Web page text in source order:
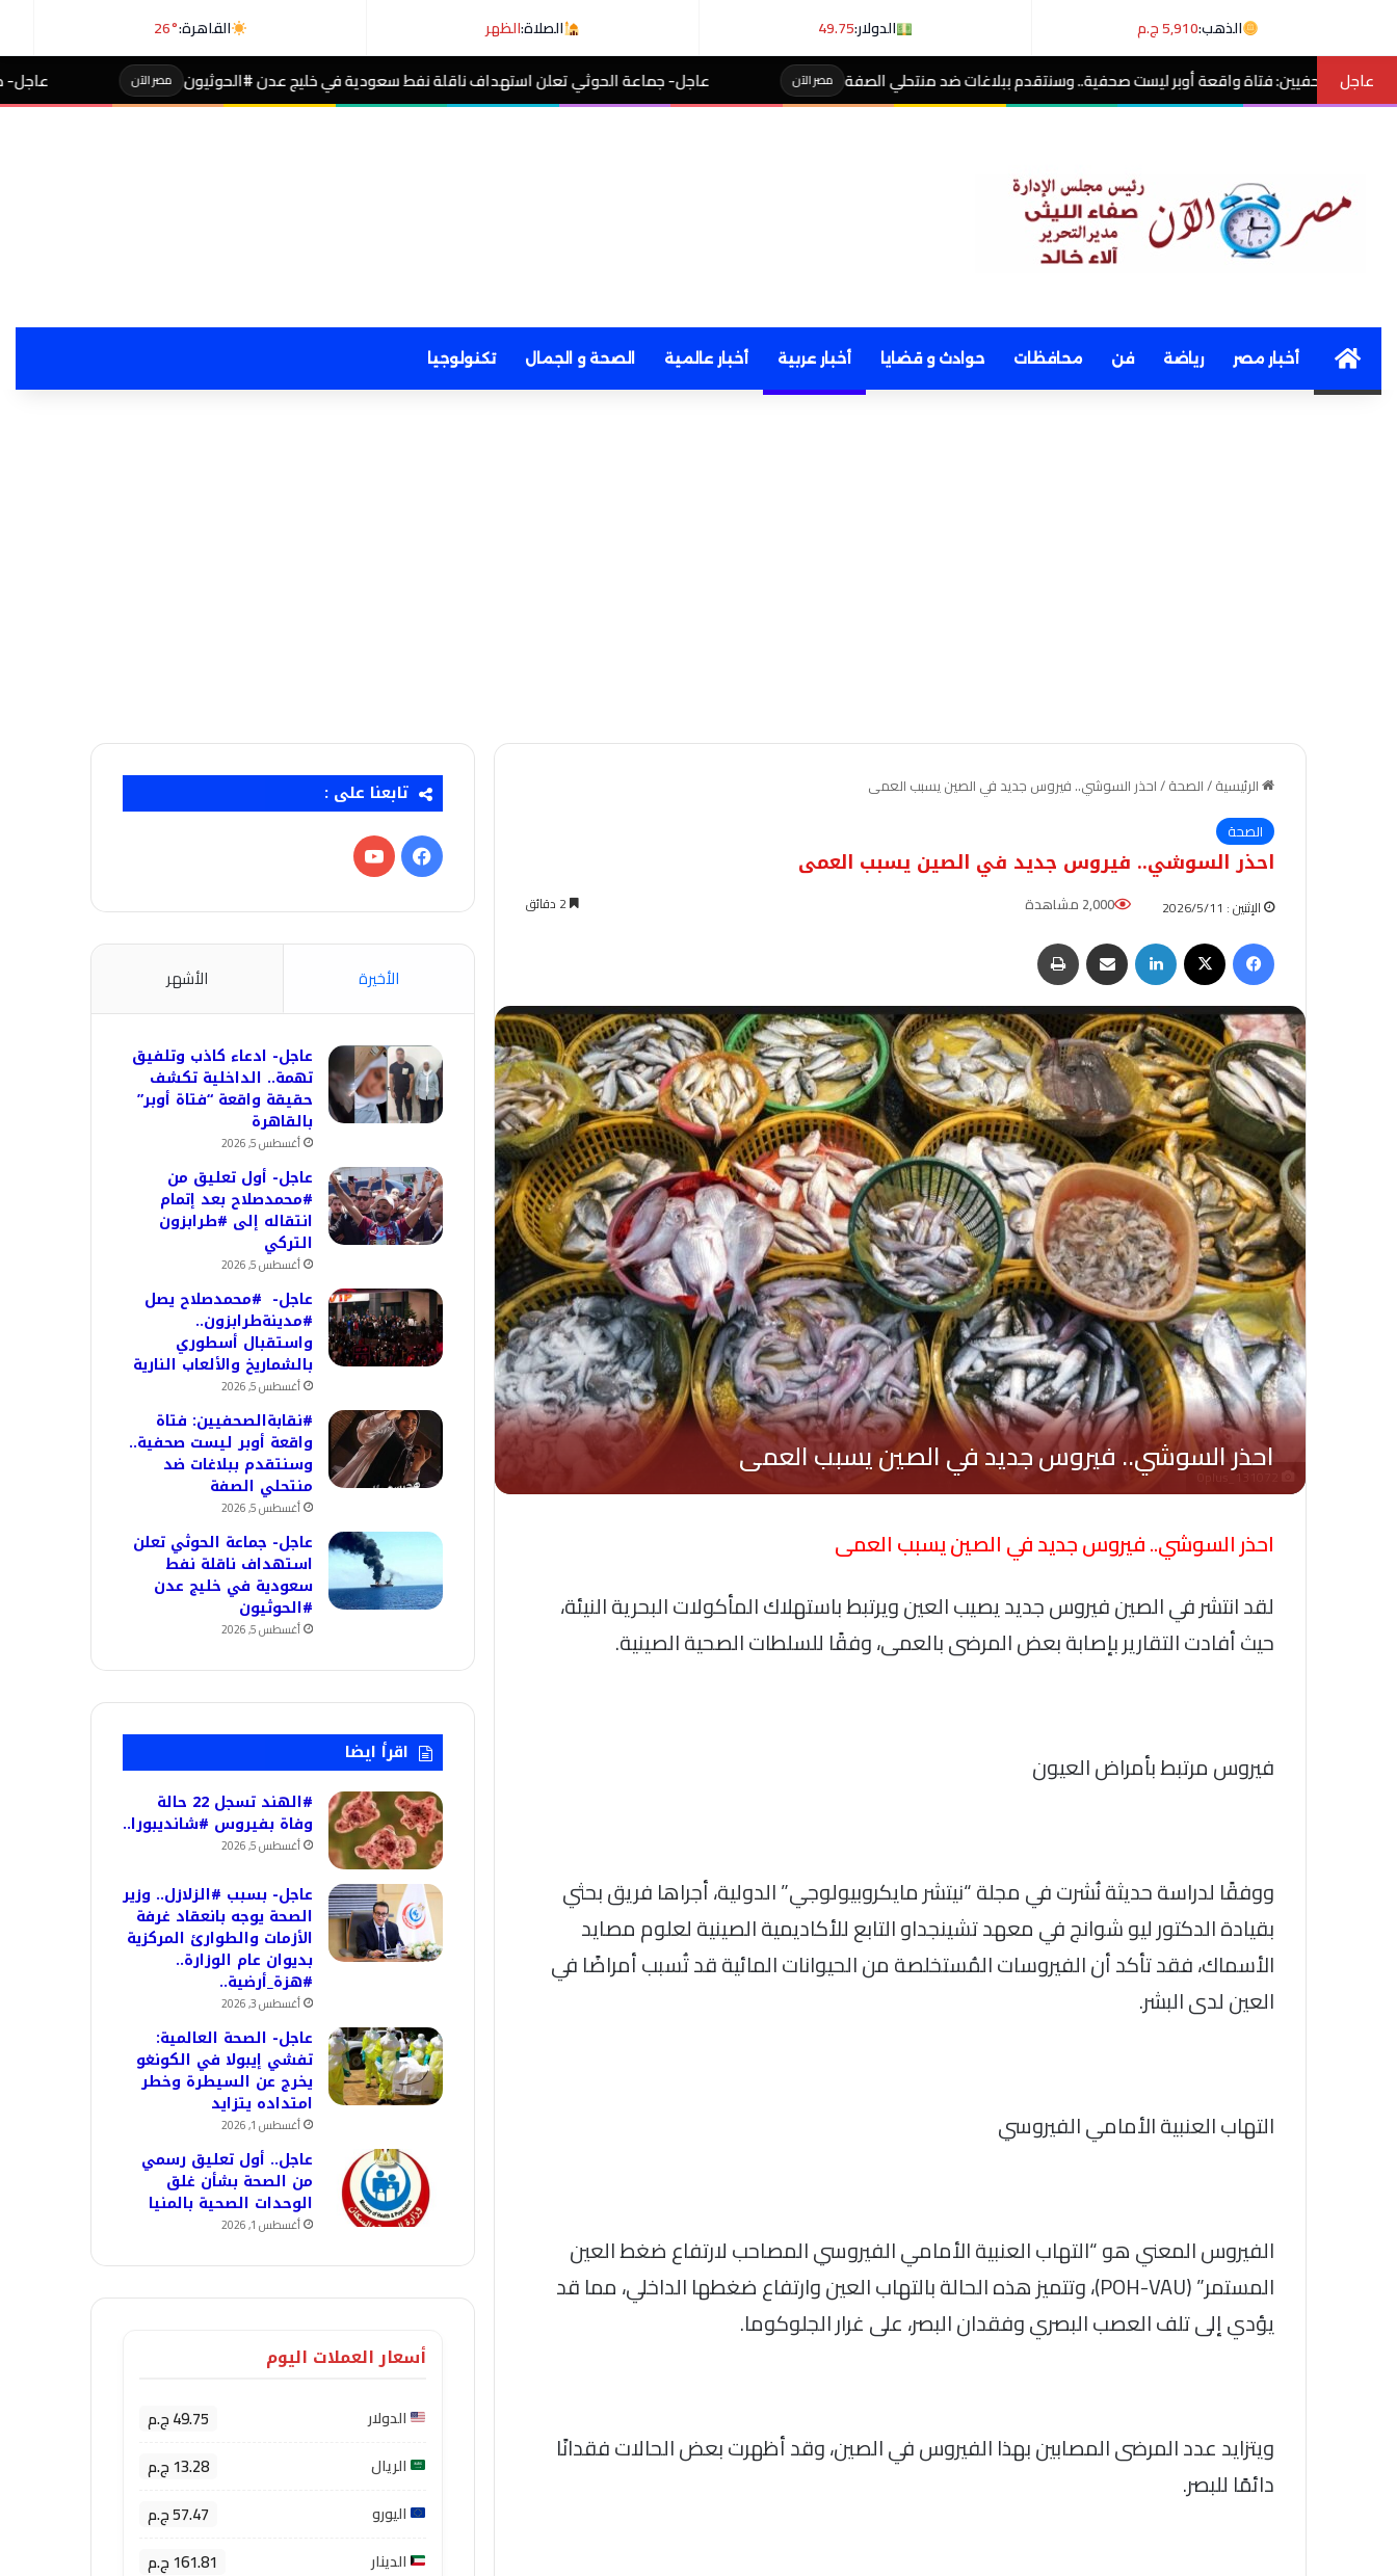
الذهب:5,910 ج.م الدولار:49.75 الصلاة:الظهر القاهرة:26°
عاجل
واقعة أوبر ليست صحفية.. وسنتقدم ببلاغات ضد منتحلي الصفة مصر الآن عاجل- جماعة الحوثي تعلن استهداف ناقلة نفط سعودية في خليج عدن #الحوثيون مصر الآن عاجل- طالبة صاحبة مجموع 4% بالثانوية تفجر مفاجأة بعد التظلم
Homeأخبار مصر رياضة فن محافظات حوادث و قضايا أخبار عربية أخبار عالمية الصحة و الجمال تكنولوجيا
الرئيسية/الصحة/احذر السوشي.. فيروس جديد في الصين يسبب العمى
الصحة
احذر السوشي.. فيروس جديد في الصين يسبب العمى
الإثنين : 2026/5/11
2,000 مشاهدة
فيسبوك
لينكدإن مشاركة عبر البريد
احذر السوشي.. فيروس جديد في الصين يسبب العمى
لقد انتشر في الصين فيروس جديد يصيب العين ويرتبط باستهلاك المأكولات البحرية النيئة،
حيث أفادت التقارير بإصابة بعض المرضى بالعمى، وفقًا للسلطات الصحية الصينية.
فيروس مرتبط بأمراض العيون
ووفقًا لدراسة حديثة نُشرت في مجلة “نيتشر مايكروبيولوجي” الدولية، أجراها فريق بحثي
بقيادة الدكتور ليو شوانج في معهد تشينجداو التابع للأكاديمية الصينية لعلوم مصايد
الأسماك، فقد تأكد أن الفيروسات المُستخلصة من الحيوانات المائية قد تُسبب أمراضًا في
العين لدى البشر.
التهاب العنبية الأمامي الفيروسي
الفيروس المعني هو “التهاب العنبية الأمامي الفيروسي المصاحب لارتفاع ضغط العين
المستمر” (POH-VAU)، وتتميز هذه الحالة بالتهاب العين وارتفاع ضغطها الداخلي، مما قد
يؤدي إلى تلف العصب البصري وفقدان البصر، على غرار الجلوكوما.
ويتزايد عدد المرضى المصابين بهذا الفيروس في الصين، وقد أظهرت بعض الحالات فقدانًا
دائمًا للبصر.
تابعنا على :
فيسبوك‫YouTube
الأخيرة الأشهر
عاجل- ادعاء كاذب وتلفيق
تهمة.. الداخلية تكشف
حقيقة واقعة “فتاة أوبر”
بالقاهرة
أغسطس 5, 2026
عاجل- أول تعليق من
#محمدصلاح بعد إتمام
انتقاله إلى #طرابزون
التركي
أغسطس 5, 2026
عاجل- #محمدصلاح يصل
#مدينةطرابزون..
واستقبال أسطوري
بالشماريخ والألعاب النارية
أغسطس 5, 2026
#نقابةالصحفيين: فتاة
واقعة أوبر ليست صحفية..
وسنتقدم ببلاغات ضد
منتحلي الصفة
أغسطس 5, 2026
عاجل- جماعة الحوثي تعلن
استهداف ناقلة نفط
سعودية في خليج عدن
#الحوثيون
أغسطس 5, 2026
اقرأ ايضا
#الهند تسجل 22 حالة
وفاة بفيروس #شانديبورا..
أغسطس 5, 2026
عاجل- بسبب #الزلازل.. وزير
الصحة يوجه بانعقاد غرفة
الأزمات والطوارئ المركزية
بديوان عام الوزارة..
#هزة_أرضية..
أغسطس 3, 2026
عاجل- الصحة العالمية:
تفشي إيبولا في الكونغو
يخرج عن السيطرة وخطر
امتداده يتزايد
أغسطس 1, 2026
عاجل.. أول تعليق رسمي
من الصحة بشأن غلق
الوحدات الصحية بالمنيا
أغسطس 1, 2026
أسعار العملات اليوم
الدولار 49.75 ج.م
الريال 13.28 ج.م
اليورو 57.47 ج.م
الدينار 161.81 ج.م